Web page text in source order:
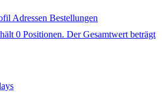
Adressen Bestellungen
0 Positionen. Der Gesamtwert beträgt